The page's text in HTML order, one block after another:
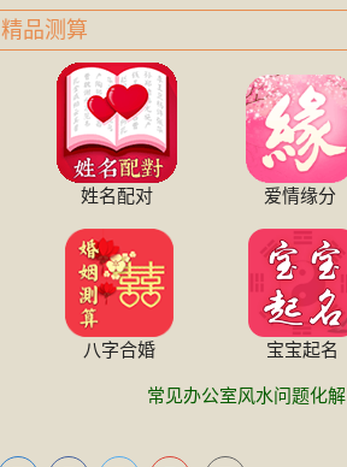
精品测算
姓名配对 爱情缘分
八字合婚 宝宝起名
常见办公室风水问题化解